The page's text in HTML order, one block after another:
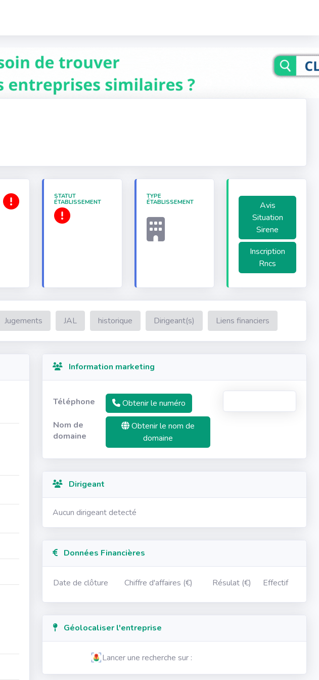
STATUT
ÉTABLISSEMENT
TYPE
ÉTABLISSEMENT
Avis
Situation
Sirene
Inscription
Rncs
Jugements JAL historique Dirigeant(s) Liens financiers
Information marketing
Téléphone
Obtenir le numéro
Nom de
domaine
Obtenir le nom de
domaine
Dirigeant
Aucun dirigeant detecté
Données Financières
Date de clôture Chiffre d'affaires (€) Résulat (€) Effectif
Géolocaliser l'entreprise
Lancer une recherche sur :